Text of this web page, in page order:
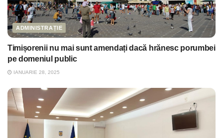
ADMINISTRAȚIE
Timișorenii nu mai sunt amendați dacă hrănesc porumbei
pe domeniul public
IANUARIE 28, 2025